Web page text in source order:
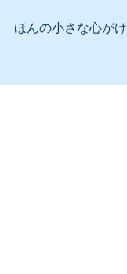
ほんの小さな心がけ